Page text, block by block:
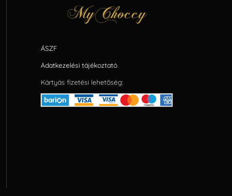
ÁSZF
Adatkezelési tájékoztató
Kártyás fizetési lehetőség: